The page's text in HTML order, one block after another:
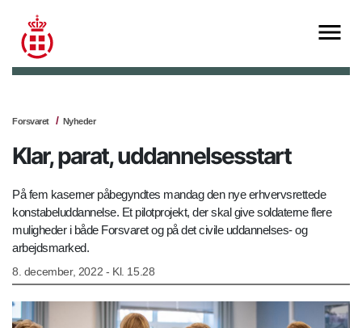
Forsvaret Nyheder
Klar, parat, uddannelsesstart
På fem kaserner påbegyndtes mandag den nye erhvervsrettede
konstabeluddannelse. Et pilotprojekt, der skal give soldaterne flere
muligheder i både Forsvaret og på det civile uddannelses- og
arbejdsmarked.
8. december, 2022 - Kl. 15.28